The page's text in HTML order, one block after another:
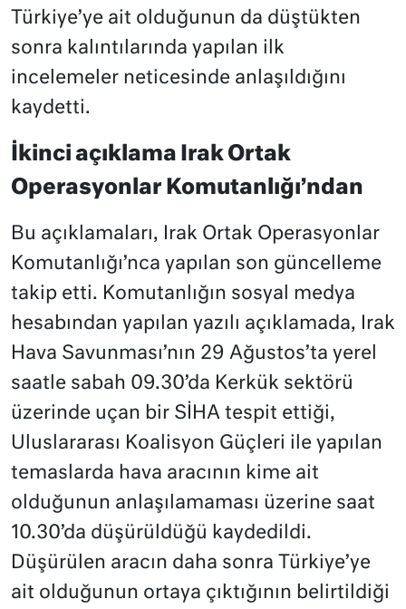
Türkiye’ye ait olduğunun da düştükten
sonra kalıntılarında yapılan ilk
incelemeler neticesinde anlaşıldığını
kaydetti.
İkinci açıklama Irak Ortak
Operasyonlar Komutanlığı’ndan
Bu açıklamaları, Irak Ortak Operasyonlar
Komutanlığı’nca yapılan son güncelleme
takip etti. Komutanlığın sosyal medya
hesabından yapılan yazılı açıklamada, Irak
Hava Savunması’nın 29 Ağustos’ta yerel
saatle sabah 09.30’da Kerkük sektörü
üzerinde uçan bir SİHA tespit ettiği,
Uluslararası Koalisyon Güçleri ile yapılan
temaslarda hava aracının kime ait
olduğunun anlaşılamaması üzerine saat
10.30’da düşürüldüğü kaydedildi.
Düşürülen aracın daha sonra Türkiye’ye
ait olduğunun ortaya çıktığının belirtildiği